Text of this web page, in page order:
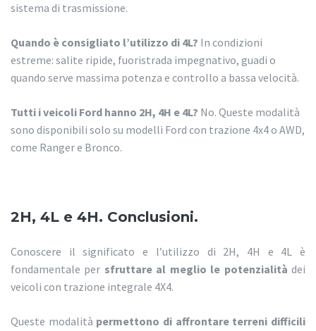
sistema di trasmissione.
Quando è consigliato l’utilizzo di 4L? In condizioni
estreme: salite ripide, fuoristrada impegnativo, guadi o
quando serve massima potenza e controllo a bassa velocità.
Tutti i veicoli Ford hanno 2H, 4H e 4L? No. Queste modalità
sono disponibili solo su modelli Ford con trazione 4x4 o AWD,
come Ranger e Bronco.
2H, 4L e 4H. Conclusioni.
Conoscere il significato e l’utilizzo di 2H, 4H e 4L è
fondamentale per sfruttare al meglio le potenzialità dei
veicoli con trazione integrale 4X4.
Queste modalità permettono di affrontare terreni difficili